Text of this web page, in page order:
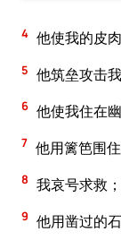
4 他使我的皮
5 他筑垒攻击
6 他使我住在
7 他用篱笆围
8 我哀号求救
9 他用凿过的